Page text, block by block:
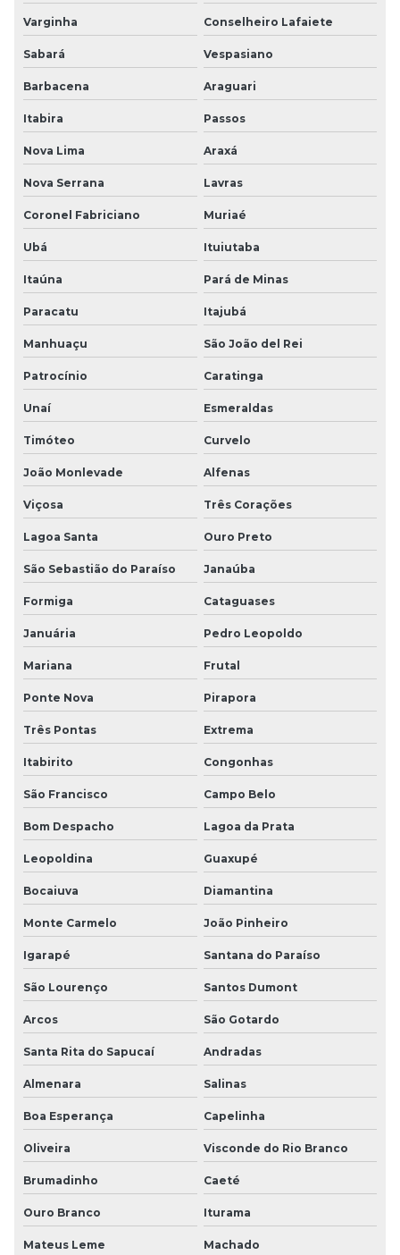
Varginha Conselheiro Lafaiete
Sabará Vespasiano
Barbacena Araguari
Itabira Passos
Nova Lima Araxá
Nova Serrana Lavras
Coronel Fabriciano Muriaé
Ubá Ituiutaba
Itaúna Pará de Minas
Paracatu Itajubá
Manhuaçu São João del Rei
Patrocínio Caratinga
Unaí Esmeraldas
Timóteo Curvelo
João Monlevade Alfenas
Viçosa Três Corações
Lagoa Santa Ouro Preto
São Sebastião do Paraíso Janaúba
Formiga Cataguases
Januária Pedro Leopoldo
Mariana Frutal
Ponte Nova Pirapora
Três Pontas Extrema
Itabirito Congonhas
São Francisco Campo Belo
Bom Despacho Lagoa da Prata
Leopoldina Guaxupé
Bocaiuva Diamantina
Monte Carmelo João Pinheiro
Igarapé Santana do Paraíso
São Lourenço Santos Dumont
Arcos São Gotardo
Santa Rita do Sapucaí Andradas
Almenara Salinas
Boa Esperança Capelinha
Oliveira Visconde do Rio Branco
Brumadinho Caeté
Ouro Branco Iturama
Mateus Leme Machado